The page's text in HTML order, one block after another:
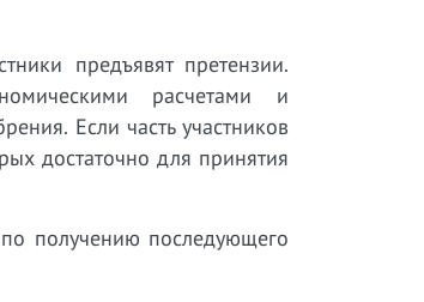
предъявят претензии.
расчетами и
Если часть участников
достаточно для принятия
получению последующего